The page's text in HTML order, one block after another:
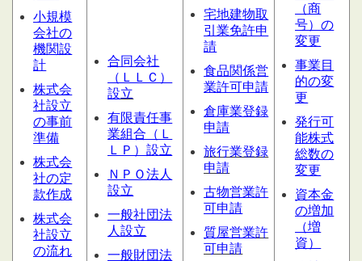
小規模
会社の
機関設
計
株式会
社設立
の事前
準備
株式会
社の定
款作成
株式会
社設立
の流れ
合同会社
（ＬＬＣ）
設立
有限責任事
業組合（Ｌ
ＬＰ）設立
ＮＰＯ法人
設立
一般社団法
人設立
一般財団法
宅地建物取
引業免許申
請
食品関係営
業許可申請
倉庫業登録
申請
旅行業登録
申請
古物営業許
可申請
質屋営業許
可申請
（商
号）の
変更
事業目
的の変
更
発行可
能株式
総数の
変更
資本金
の増加
（増
資）